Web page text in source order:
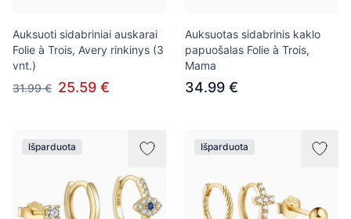
Auksuoti sidabriniai auskarai
Folie à Trois, Avery rinkinys (3
vnt.)
31.99 € 25.59 €
Auksuotas sidabrinis kaklo
papuošalas Folie à Trois,
Mama
34.99 €
Išparduota Išparduota